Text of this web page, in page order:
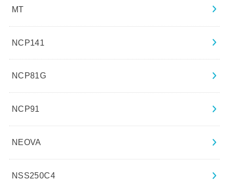
MT
NCP141
NCP81G
NCP91
NEOVA
NSS250C4